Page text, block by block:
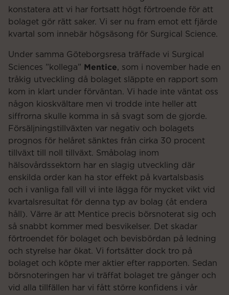
konstatera att vi har fortsatt högt förtroende för att
bolaget gör rätt saker. Vi ser nu fram emot ett fjärde
kvartal som innebär högsäsong för Surgical Science.
Under samma Göteborgsresa träffade vi Surgical
Sciences ”kollega” Mentice, som i november hade en
tråkig utveckling då bolaget släppte en rapport som
kom in klart under förväntan. Vi hade inte väntat oss
någon kioskvältare men vi trodde inte heller att
siffrorna skulle komma in så svagt som de gjorde.
Försäljningstillväxten var negativ och bolagets
prognos för helåret sänktes från cirka 30 procent
tillväxt till noll tillväxt. Småbolag inom
hälsovårdssektorn har en slagig utveckling där
enskilda order kan ha stor effekt på kvartalsbasis
och i vanliga fall vill vi inte lägga för mycket vikt vid
kvartalsresultat för denna typ av bolag (åt endera
håll). Värre är att Mentice precis börsnoterat sig och
så snabbt kommer med besvikelser. Det skadar
förtroendet för bolaget och bevisbördan på ledning
och styrelse har ökat. Vi fortsätter dock tro på
bolaget och köpte mer aktier efter rapporten. Sedan
börsnoteringen har vi träffat bolaget tre gånger och
vid alla tillfällen har vi fått större konfidens i vår